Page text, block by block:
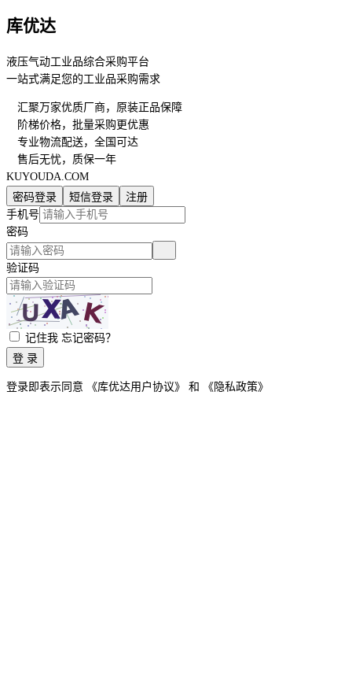
库优达
液压气动工业品综合采购平台
一站式满足您的工业品采购需求
汇聚万家优质厂商，原装正品保障
阶梯价格，批量采购更优惠
专业物流配送，全国可达
售后无忧，质保一年
KUYOUDA.COM
密码登录
短信登录
注册
手机号
密码
验证码
记住我 忘记密码？
登 录
登录即表示同意 《库优达用户协议》 和 《隐私政策》